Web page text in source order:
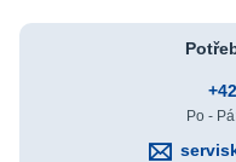
Po -